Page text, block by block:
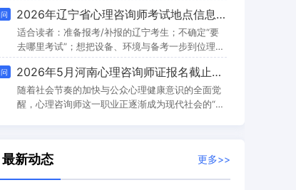
容及结构心理咨询师考试的核心科目是《综合考
试》，这一科目犹如一座知识大厦，涵盖了多个重
要领
着社会对心理健康的认知不断深化，越来越多的人
开始正视自身及身边人的心理状况，积极寻求专业
的心理支持与帮助。在这样的时代背景下，心理咨
询师这一职业正迎来前所未有的发展机遇，其前景
和待遇都展现出了极大的吸引力。广阔的职业发展
前景社会需求持续攀升现代社会，人们面临着来自
工作、生活、人际关系等多方面的压力，焦虑、抑
郁、
问 2026年辽宁省心理咨询师考试地点信息详解：居家「线上机考」新模式到底怎么理解？
适合读者：准备报考/补报的辽宁考生；不确定“要
去哪里考试”；想把设备、环境与备考一步到位理顺
的人。一、先把话说透：所谓“考试地点”，在当下
主流路径里＝你的房间如果你问老考生“心理咨询师
考试在哪考”，十年前可能是“去市里某个院校机
房”；但近几年，更常见的安排是把考场‘搬到’考生
问 2026年5月河南心理咨询师证报名截止时间及全流程报考指南：百思可瑞教育助力备考
随着社会节奏的加快与公众心理健康意识的全面觉
醒，心理咨询师这一职业正逐渐成为现代社会的“黄
根据国家心理健康网及相关行业主管部门的最新通
最新动态 更多>>